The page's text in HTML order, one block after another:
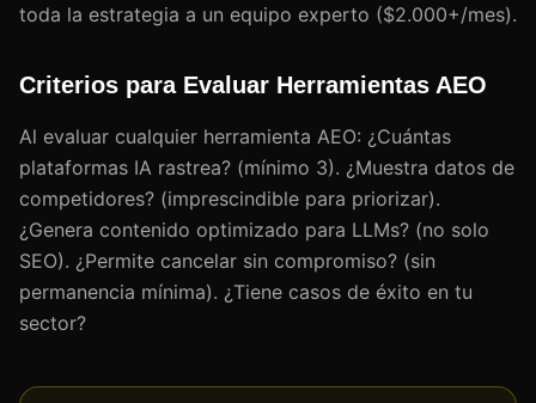
toda la estrategia a un equipo experto ($2.000+/mes).
Criterios para Evaluar Herramientas AEO
Al evaluar cualquier herramienta AEO: ¿Cuántas
plataformas IA rastrea? (mínimo 3). ¿Muestra datos de
competidores? (imprescindible para priorizar).
¿Genera contenido optimizado para LLMs? (no solo
SEO). ¿Permite cancelar sin compromiso? (sin
permanencia mínima). ¿Tiene casos de éxito en tu
sector?